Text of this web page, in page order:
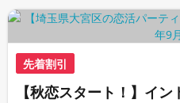
先着割引
【秋恋スタート！】イ